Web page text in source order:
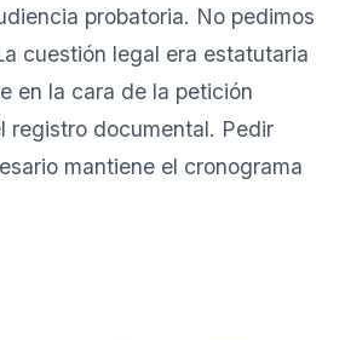
probatoria. No pedimos
cuestión legal era estatutaria
en la cara de la petición
registro documental. Pedir
mantiene el cronograma